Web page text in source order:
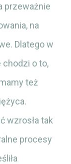
przeważnie
na
Dlatego w
chodzi o to,
też
wzrosła tak
procesy